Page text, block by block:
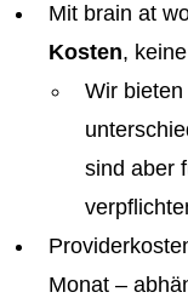
Mit brain at
Kosten,
Wir
sind aber
Monat –